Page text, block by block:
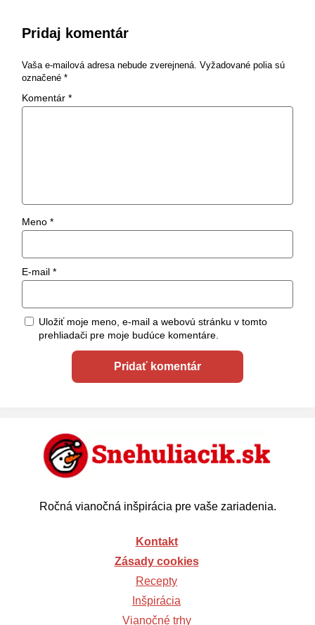
Pridaj komentár
Vaša e-mailová adresa nebude zverejnená. Vyžadované polia sú
označené *
Komentár *
Meno *
E-mail *
Uložiť moje meno, e-mail a webovú stránku v tomto
prehliadači pre moje budúce komentáre.
Ročná vianočná inšpirácia pre vaše zariadenia.
Kontakt
Zásady cookies
Recepty
Inšpirácia
Vianočné trhy